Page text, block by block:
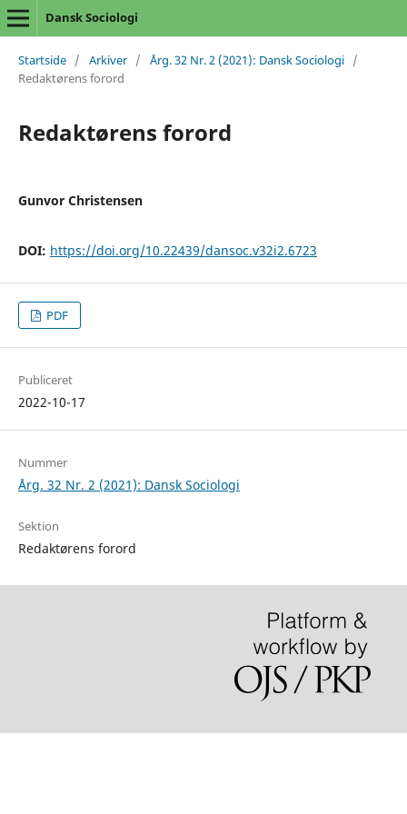
Dansk Sociologi
Startside / Arkiver / Årg. 32 Nr. 2 (2021): Dansk Sociologi /
Redaktørens forord
Redaktørens forord
Gunvor Christensen
DOI: https://doi.org/10.22439/dansoc.v32i2.6723
PDF
Publiceret
2022-10-17
Nummer
Årg. 32 Nr. 2 (2021): Dansk Sociologi
Sektion
Redaktørens forord